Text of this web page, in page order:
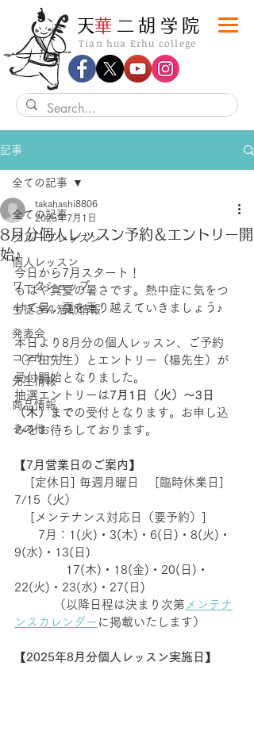
Tian hua Erhu college
​天華 二胡学院
記事
全ての記事
グループレッスン
個人レッスン
ワークショップ
生徒さん活動情報
発表会
コンサート
先生情報
商品情報
その他
全ての記事
8月分個人レッスン予約＆エントリー開
始♪
takahashi8806
2025年7月1日
今日から7月スタート！
もはや真夏の暑さです。熱中症に気をつ
けて暑い夏を乗り越えていきましょう♪
本日より8月分の個人レッスン、ご予約
（戸田先生）とエントリー（楊先生）が
受付開始となりました。
抽選エントリーは7月1日（火）〜3日
（木）までの受付となります。お申し込
みをお待ちしております。
【 7月営業日のご案内 】
[定休日] 毎週月曜日　 [臨時休業日]
7/15（火）
[メンテナンス対応日（要予約）]
7月：1(火)・3(木)・6(日)・8(火)・
9(水)・13(日)
17(木)・18(金)・20(日)・
22(火)・23(水)・27(日)
（以降日程は決まり次第 メンテナ
ンスカレンダー に掲載いたします）
【 2025年8月分個人レッスン実施日 】